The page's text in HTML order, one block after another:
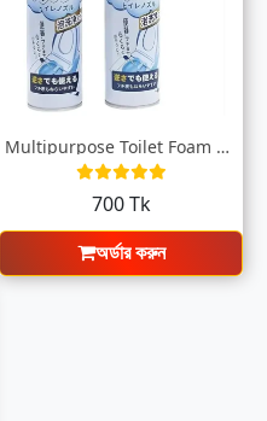
Multipurpose Toilet Foam Cleaning Spray
700 Tk
অর্ডার করুন